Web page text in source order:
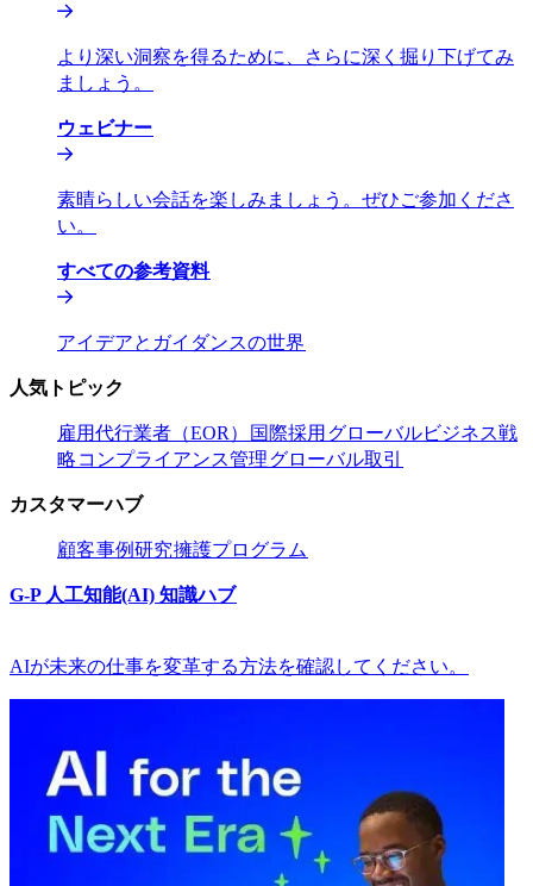
より深い洞察を得るために、さらに深く掘り下げてみ
ましょう。​​
ウェビナー​​
素晴らしい会話を楽しみましょう。ぜひご参加くださ
い。​​
すべての参考資料​​
アイデアとガイダンスの世界​​
人気トピック​​
雇用代行業者（EOR）​​ 国際採用​​ グローバルビジネス戦
略​​ コンプライアンス管理​​グローバル取引​​
カスタマーハブ​​
顧客​​事例研究​​擁護プログラム​​
G-P 人工知能(AI) 知識ハブ​​
AIが未来の仕事を変革する方法を確認してください。​​